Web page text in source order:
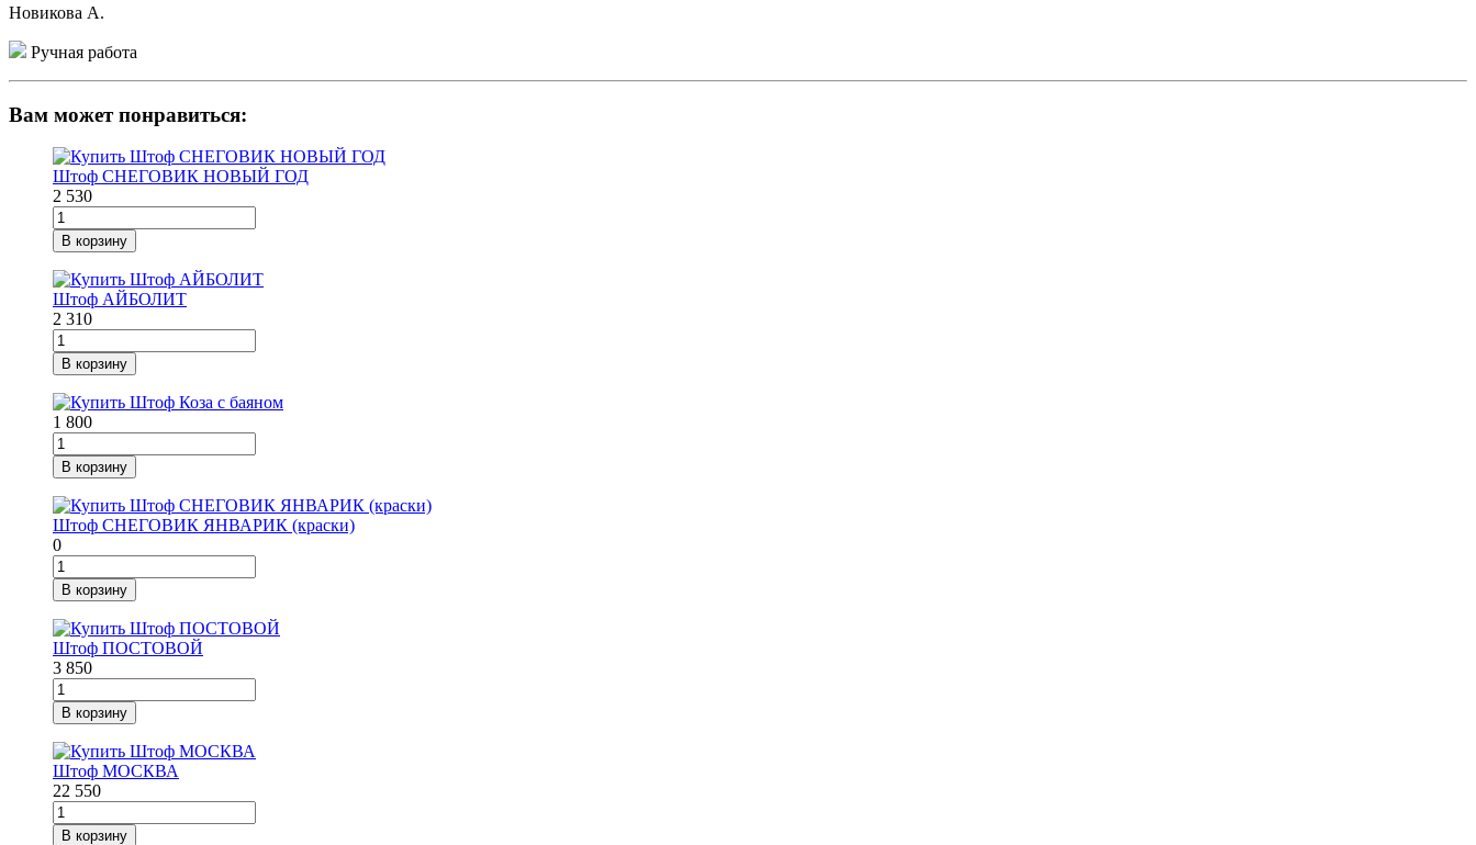
Новикова А.
Ручная работа
Вам может понравиться:
Штоф СНЕГОВИК НОВЫЙ ГОД
2 530
В корзину
Штоф АЙБОЛИТ
2 310
В корзину
1 800
В корзину
Штоф СНЕГОВИК ЯНВАРИК (краски)
0
В корзину
Штоф ПОСТОВОЙ
3 850
В корзину
Штоф МОСКВА
22 550
В корзину